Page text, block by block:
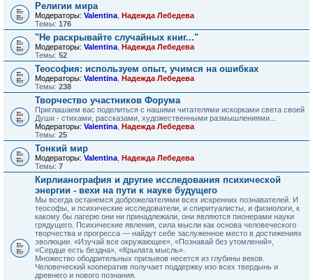
Религии мира
Модераторы: Valentina Надежда Лебедева
Темы: 176
"Не раскрывайте случайных книг..."
Модераторы: Valentina Надежда Лебедева
Темы: 52
Теософия: используем опыт, учимся на ошибках
Модераторы: Valentina Надежда Лебедева
Темы: 238
Творчество участников Форума
Приглашаем вас поделиться с нашими читателями искорками света своей
Души - стихами, рассказами, художественными размышлениями...
Модераторы: Valentina Надежда Лебедева
Темы: 25
Тонкий мир
Модераторы: Valentina Надежда Лебедева
Темы: 7
Кирлианография и другие исследования психической
энергии - вехи на пути к науке будущего
Мы всегда останемся доброжелателями всех искренних познавателей. И
теософы, и психические исследователи, и спи­ритуалисты, и физиологи, к
какому бы лагерю они ни принад­лежали, они являются пионерами науки
грядущего. Психичес­кие явления, сила мысли как основа человеческого
творчества и прогресса — найдут себе заслуженное место в достижениях
эволюции. «Изучай все окружающее», «Познавай без утомле­ний»,
«Сердце есть бездна», «Крылата мысль».
Множество ободрительных призывов несется из глубины веков.
Человеческий кооператив получает поддержку изо всех твердынь и
древнего и нового познания.